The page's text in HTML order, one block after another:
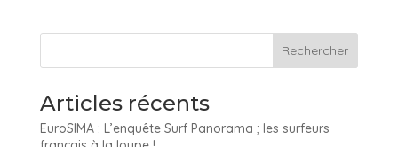
Articles récents
EuroSIMA : L’enquête Surf Panorama ; les surfeurs